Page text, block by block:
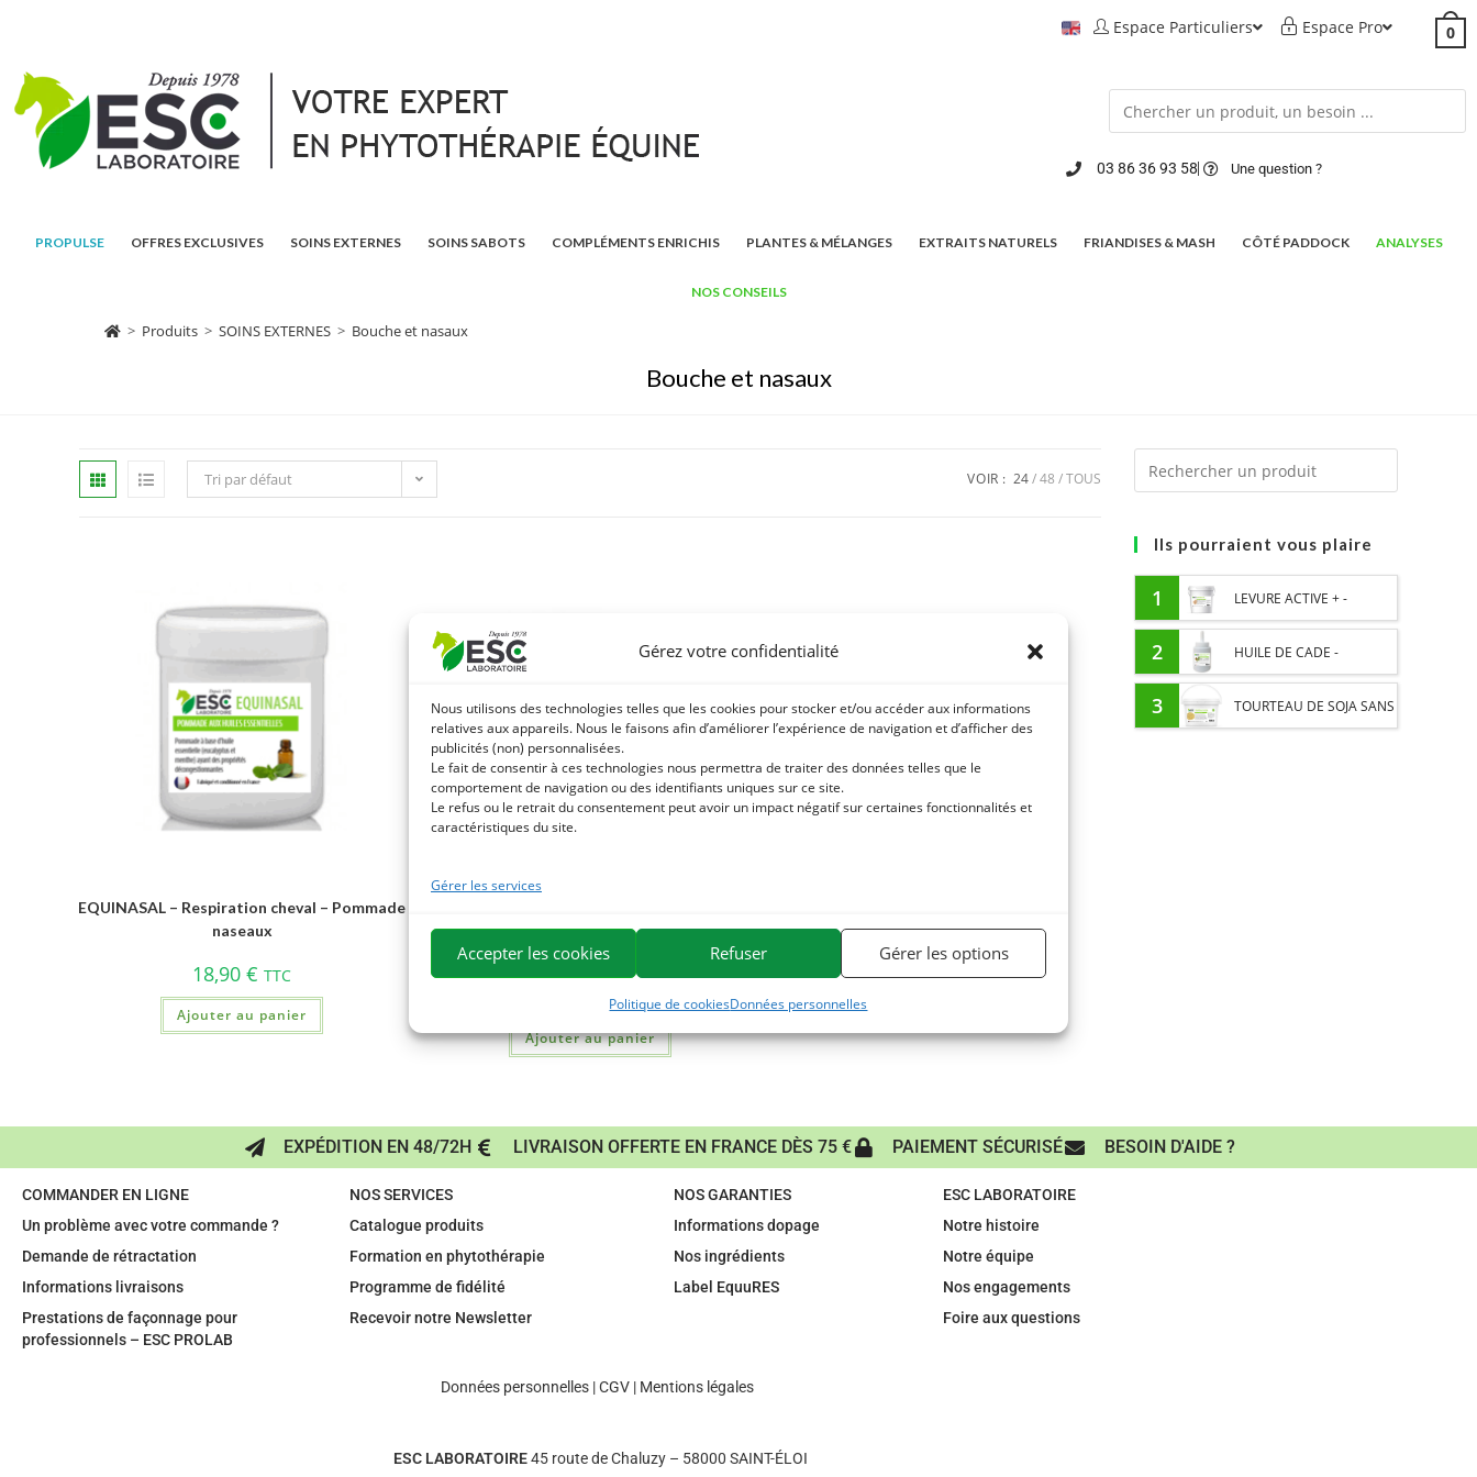
Gérez votre confidentialité
Nous utilisons des technologies telles que les cookies pour stocker et/ou accéder aux informations
relatives aux appareils. Nous le faisons afin d’améliorer l’expérience de navigation et d’afficher des
publicités (non) personnalisées.
Le fait de consentir à ces technologies nous permettra de traiter des données telles que le
comportement de navigation ou des identifiants uniques sur ce site.
Le refus ou le retrait du consentement peut avoir un impact négatif sur certaines fonctionnalités et
caractéristiques du site.
Gérer les services
Accepter les cookies Refuser Gérer les options
Politique de cookiesDonnées personnelles
Espace Particuliers Espace Pro 0
03 86 36 93 58 Une question ?
PROPULSE OFFRES EXCLUSIVES SOINS EXTERNES SOINS SABOTS COMPLÉMENTS ENRICHIS PLANTES & MÉLANGES EXTRAITS NATURELS FRIANDISES & MASH CÔTÉ PADDOCK ANALYSES
NOS CONSEILS
> Produits > SOINS EXTERNES > Bouche et nasaux
Bouche et nasaux
Tri par défaut VOIR : 24 48 TOUS
EQUINASAL – Respiration cheval – Pommade
naseaux
18,90€ TTC
Ajouter au panier
du cheval – A base de cire d’abeille et beurre
de karité
TTC
Ajouter au panier
Ils pourraient vous plaire
1 LEVURE ACTIVE + -
PROBIOTIQUE CHEVAL -
FLORE INTESTINALE ET
DIGESTION
2 HUILE DE CADE -
ASSAINIT ET PROTÈGE LES
3 TOURTEAU DE SOJA SANS
EXPÉDITION EN 48/72H LIVRAISON OFFERTE EN FRANCE DÈS 75 € PAIEMENT SÉCURISÉ BESOIN D'AIDE ?
COMMANDER EN LIGNE
Un problème avec votre commande ?
Demande de rétractation
Informations livraisons
Prestations de façonnage pour
professionnels – ESC PROLAB
NOS SERVICES
Catalogue produits
Formation en phytothérapie
Programme de fidélité
Recevoir notre Newsletter
NOS GARANTIES
Informations dopage
Nos ingrédients
Label EquuRES
ESC LABORATOIRE
Notre histoire
Notre équipe
Nos engagements
Foire aux questions
Données personnelles|CGV| Mentions légales
ESC LABORATOIRE45 route de Chaluzy – 58000 SAINT-ÉLOI